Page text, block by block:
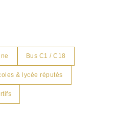
Bus C1 / C18
& lycée réputés